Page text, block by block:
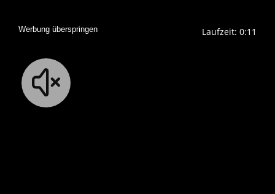
Laufzeit: 0:10
Werbung überspringen